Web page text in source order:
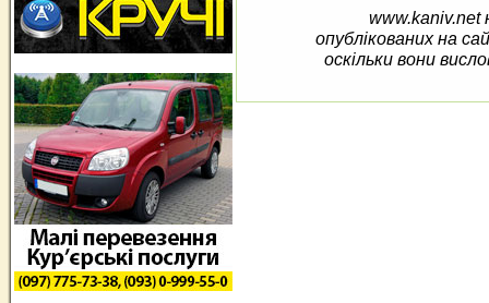
www.kaniv.net
опублікованих на
оскільки вони